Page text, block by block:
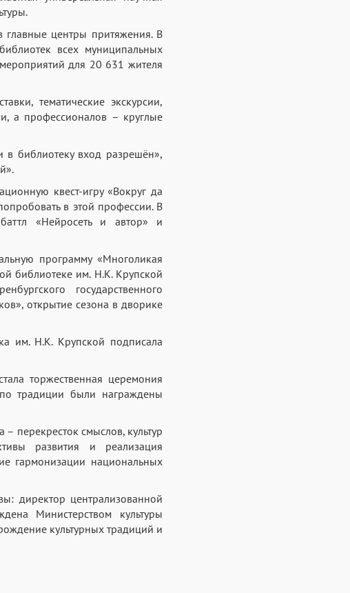
центры притяжения. В
всех муниципальных
для 20 631 жителя
тематические экскурсии,
а профессионалов – круглые
в библиотеку вход разрешён»,
квест-игру «Вокруг да
в этой профессии. В
баттл «Нейросеть и автор» и
программу «Многоликая
библиотеке им. Н.К. Крупской
государственного
открытие сезона в дворике
им. Н.К. Крупской подписала
торжественная церемония
традиции были награждены
перекресток смыслов, культур
развития и реализация
гармонизации национальных
директор централизованной
Министерством культуры
культурных традиций и